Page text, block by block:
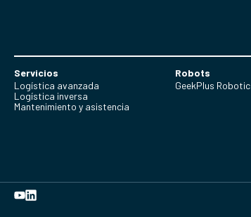
Servicios
Logística avanzada
Logística inversa
Mantenimiento y asistencia
Robots
GeekPlus Robotic